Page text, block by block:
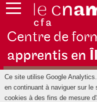
Centre de
apprentis en
Ce site utilise Google
en continuant à naviguer sur
cookies à des fins de mesure